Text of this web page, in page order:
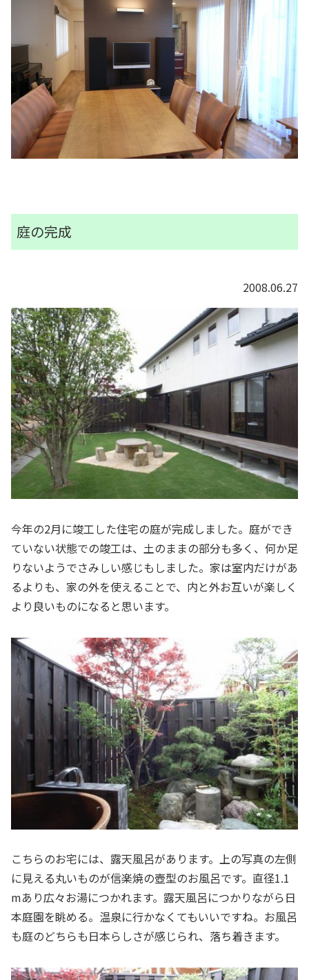
庭の完成
2008.06.27
今年の2月に竣工した住宅の庭が完成しました。庭ができ
ていない状態での竣工は、土のままの部分も多く、何か足
りないようでさみしい感じもしました。家は室内だけがあ
るよりも、家の外を使えることで、内と外お互いが楽しく
より良いものになると思います。
こちらのお宅には、露天風呂があります。上の写真の左側
に見える丸いものが信楽焼の壺型のお風呂です。直径1.1
mあり広々お湯につかれます。露天風呂につかりながら日
本庭園を眺める。温泉に行かなくてもいいですね。お風呂
も庭のどちらも日本らしさが感じられ、落ち着きます。